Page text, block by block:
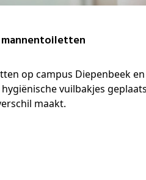
mannentoiletten
vuilbakjes
maakt.